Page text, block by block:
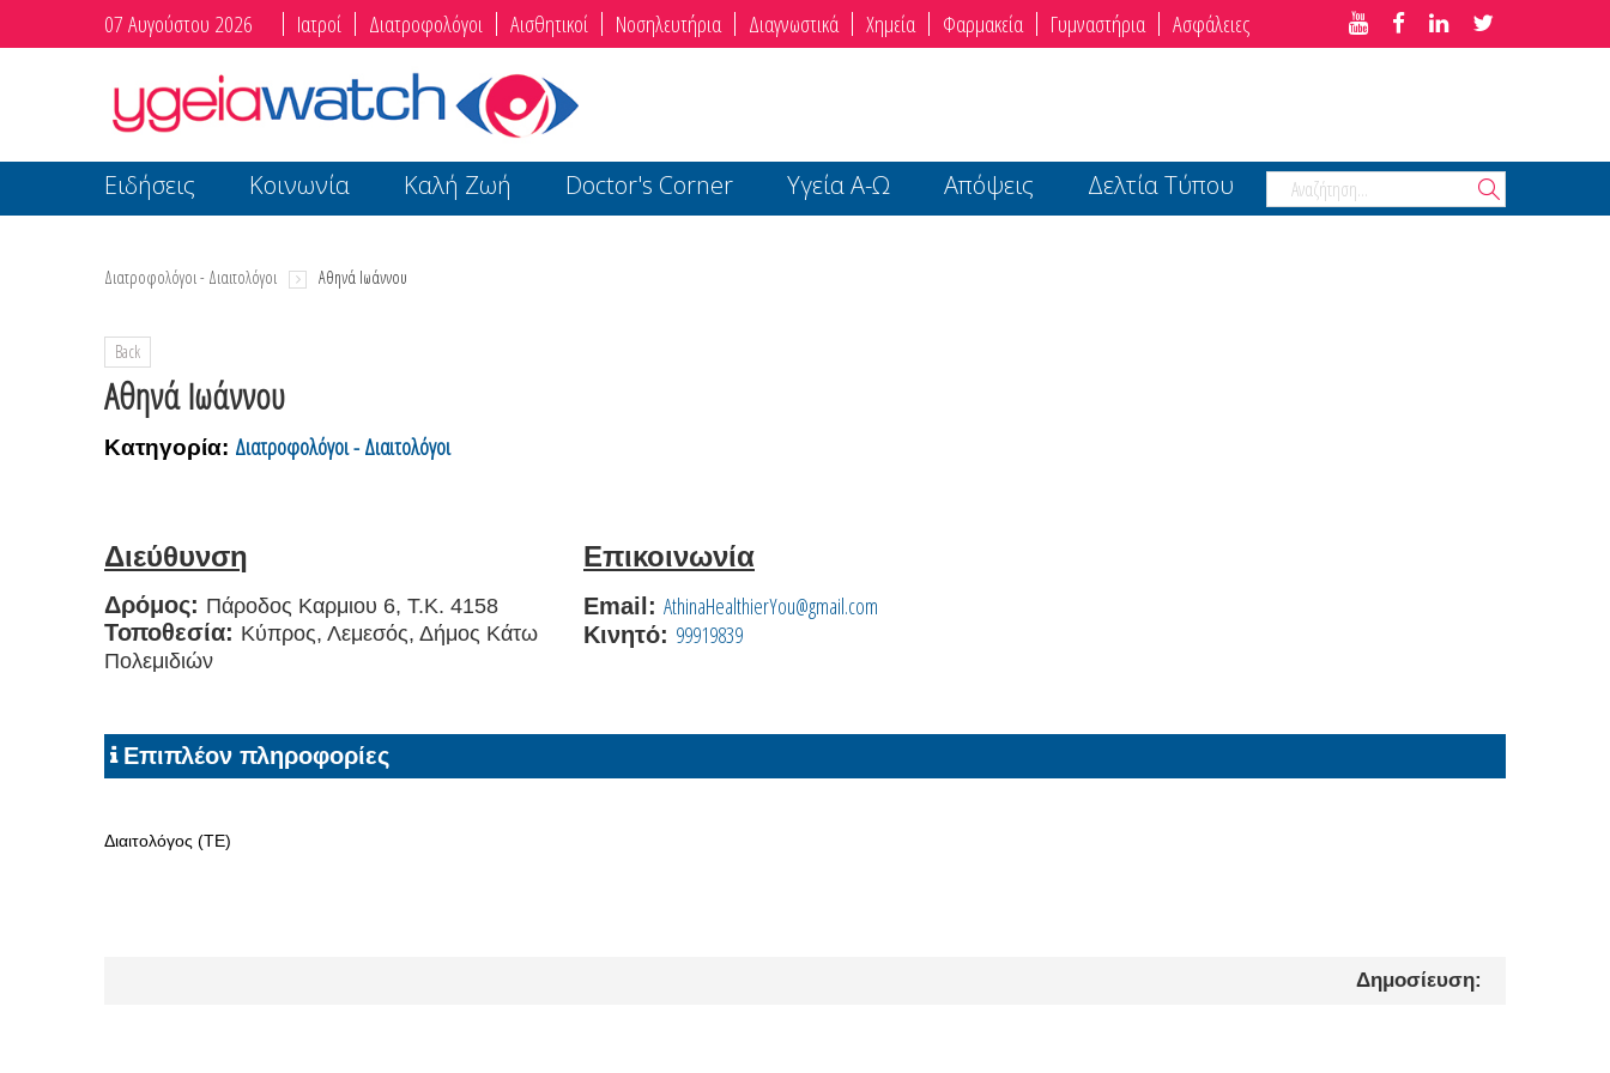
07 Αυγούστου 2026 Ιατροί Διατροφολόγοι Αισθητικοί Νοσηλευτήρια Διαγνωστικά Χημεία Φαρμακεία Γυμναστήρια Ασφάλειες
Ειδήσεις Κοινωνία Καλή Ζωή Doctor's Corner Υγεία Α-Ω Απόψεις Δελτία Τύπου
Διατροφολόγοι - Διαιτολόγοι Αθηνά Ιωάννου
Back
Αθηνά Ιωάννου
Κατηγορία: Διατροφολόγοι - Διαιτολόγοι
Διεύθυνση
Δρόμος: Πάροδος Καρμιου 6, Τ.Κ. 4158
Τοποθεσία: Κύπρος, Λεμεσός, Δήμος Κάτω
Πολεμιδιών
Επικοινωνία
Email: AthinaHealthierYou@gmail.com
Κινητό: 99919839
Επιπλέον πληροφορίες
Διαιτολόγος (ΤΕ)
Δημοσίευση: